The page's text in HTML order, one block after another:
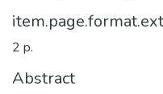
2 p.
Abstract